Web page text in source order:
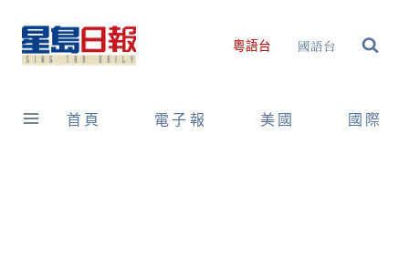
content
粵語台 國語台
首頁 電子報 美國 國際